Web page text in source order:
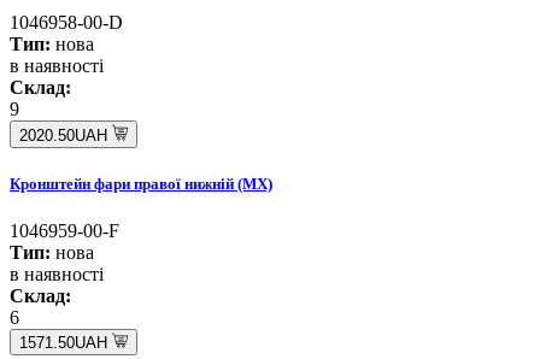
1046958-00-D
Тип: нова
в наявності
Склад:
9
2020.50UAH
Кронштейн фари правої нижній (MX)
1046959-00-F
Тип: нова
в наявності
Склад:
6
1571.50UAH